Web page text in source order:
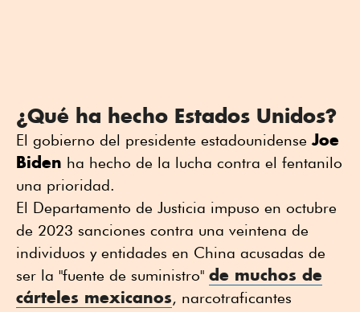
¿Qué ha hecho Estados Unidos?
El gobierno del presidente estadounidense Joe
Biden ha hecho de la lucha contra el fentanilo
una prioridad.
El Departamento de Justicia impuso en octubre
de 2023 sanciones contra una veintena de
individuos y entidades en China acusadas de
ser la "fuente de suministro" de muchos de
cárteles mexicanos, narcotraficantes